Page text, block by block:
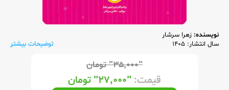
نویسنده: زهرا سرشار
سال انتشار: 1405
توضیحات بیشتر
"۳۵,۰۰۰" تومان
قیمت: "۲۷,۰۰۰" تومان